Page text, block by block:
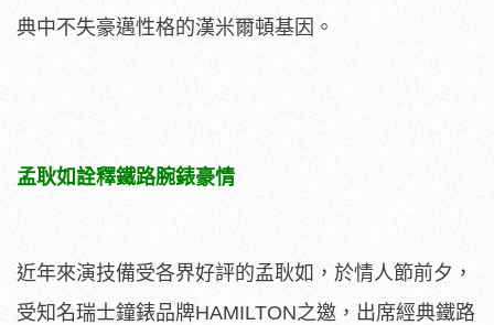
典中不失豪邁性格的漢米爾頓基因。
孟耿如詮釋鐵路腕錶豪情
近年來演技備受各界好評的孟耿如，於情人節前夕，
受知名瑞士鐘錶品牌HAMILTON之邀，出席經典鐵路